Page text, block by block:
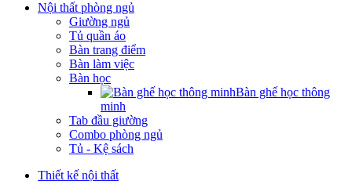
Nội thất phòng ngủ
Giường ngủ
Tủ quần áo
Bàn trang điểm
Bàn làm việc
Bàn học
Bàn ghế học thông
minh
Tab đầu giường
Combo phòng ngủ
Tủ - Kệ sách
Thiết kế nội thất